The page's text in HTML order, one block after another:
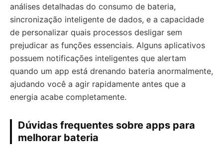
análises detalhadas do consumo de bateria,
sincronização inteligente de dados, e a capacidade
de personalizar quais processos desligar sem
prejudicar as funções essenciais. Alguns aplicativos
possuem notificações inteligentes que alertam
quando um app está drenando bateria anormalmente,
ajudando você a agir rapidamente antes que a
energia acabe completamente.
Dúvidas frequentes sobre apps para
melhorar bateria